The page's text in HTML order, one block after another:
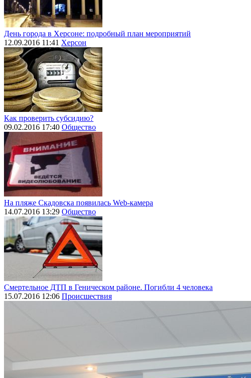
День города в Херсоне: подробный план мероприятий
12.09.2016 11:41 Херсон
Как проверить субсидию?
09.02.2016 17:40 Общество
На пляже Скадовска появилась Web-камера
14.07.2016 13:29 Общество
Смертельное ДТП в Геническом районе. Погибли 4 человека
15.07.2016 12:06 Происшествия